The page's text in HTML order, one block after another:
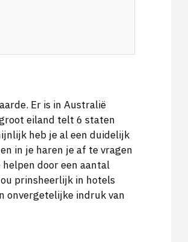
Er is in Australië
eiland telt 6 staten
heb je al een duidelijk
in je haren je af te vragen
door een aantal
prinsheerlijk in hotels
onvergetelijke indruk van